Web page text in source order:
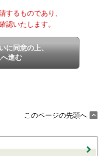
するものであり、
認いたします。
に同意の上、
進む
このページの先頭へ